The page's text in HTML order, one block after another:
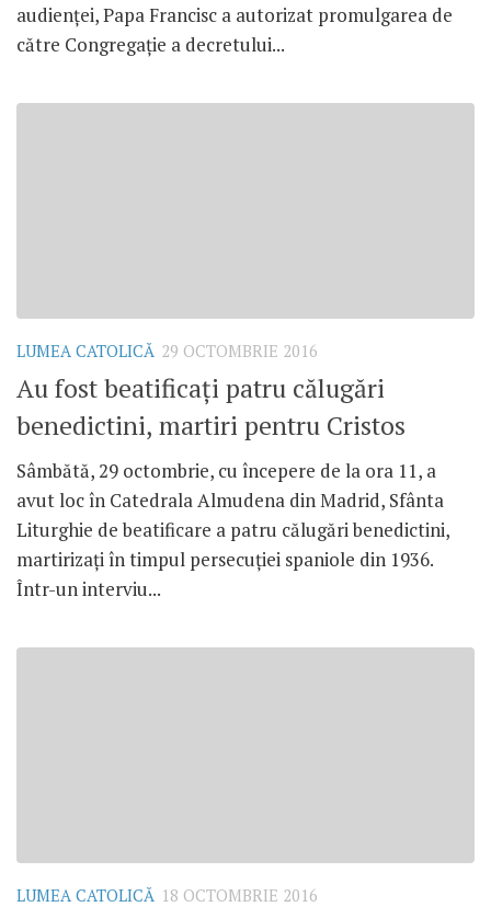
audienței, Papa Francisc a autorizat promulgarea de
către Congregație a decretului...
LUMEA CATOLICĂ 29 OCTOMBRIE 2016
Au fost beatificați patru călugări
benedictini, martiri pentru Cristos
Sâmbătă, 29 octombrie, cu începere de la ora 11, a
avut loc în Catedrala Almudena din Madrid, Sfânta
Liturghie de beatificare a patru călugări benedictini,
martirizați în timpul persecuției spaniole din 1936.
Într-un interviu...
LUMEA CATOLICĂ 18 OCTOMBRIE 2016